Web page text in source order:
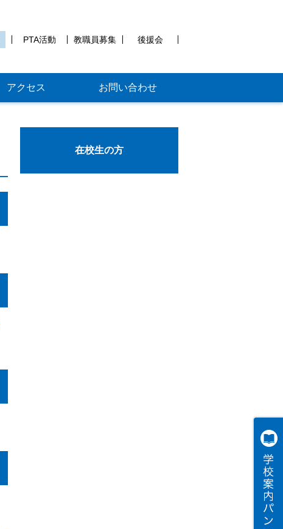
PTA活動 教職員募集 後援会
アクセス お問い合わせ
在校生の方